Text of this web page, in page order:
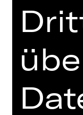
selbst zu
vergisst“ –
DIGITALE